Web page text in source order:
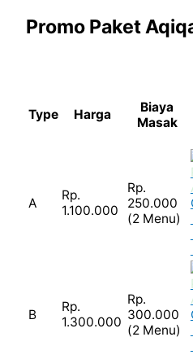
Promo Paket
Type Harga
Biaya
Masak
A
Rp.
1.100.000
Rp.
250.000
(2 Menu)
B
Rp.
1.300.000
Rp.
300.000
(2 Menu)